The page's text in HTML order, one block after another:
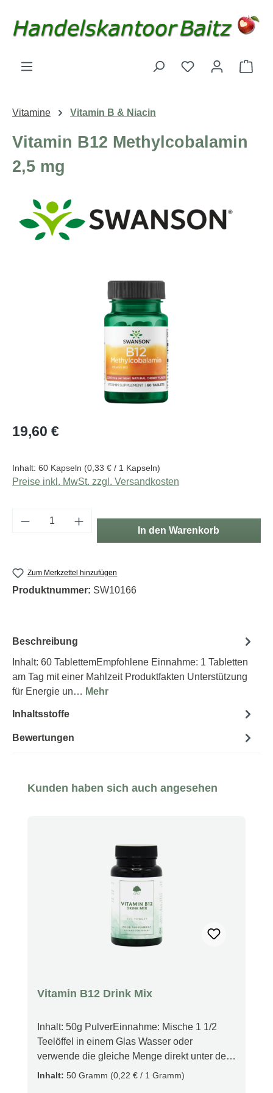
Du hast 0
Vitamine Vitamin B & Niacin
Vitamin B12 Methylcobalamin
2,5 mg
Bildergalerie überspringen
Regulärer Preis:
19,60 €
Inhalt: 60 Kapseln (0,33 € / 1 Kapseln)
Preise inkl. MwSt. zzgl. Versandkosten
Produkt Anzahl: Gib den gewünschten
In den Warenkorb
Zum Merkzettel hinzufügen
Produktnummer: SW10166
Beschreibung
Inhalt: 60 TablettemEmpfohlene Einnahme: 1 Tabletten
am Tag mit einer Mahlzeit Produktfakten Unterstützung
für Energie un… Mehr
Inhaltsstoffe
Bewertungen
Produktgalerie überspringen
Kunden haben sich auch angesehen
Vitamin B12 Drink Mix
Inhalt: 50g PulverEinnahme: Mische 1 1/2
Teelöffel in einem Glas Wasser oder
verwende die gleiche Menge direkt unter der
Zunge als sublinguale Einnahme oder nach
Inhalt: 50 Gramm (0,22 € / 1 Gramm)